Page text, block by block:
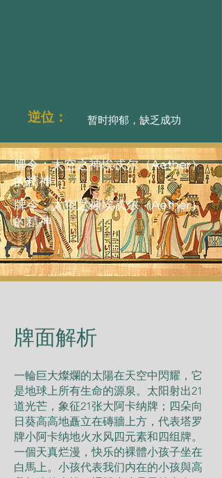
逆位： 暂时抑郁，缺乏成功
牌令：太空之神埃忒尔（Aether）
的精神
牌令：太空之神埃忒尔（Aether）
的精神
​牌面解析
一輪巨大燦爛的太陽在天空中閃耀，它
是地球上所有生命的源泉。太阳射出21
道光芒，象征21张大阿卡纳牌；四朵向
日葵高高地矗立在磚牆上方，代表塔罗
牌小阿卡纳地火水风四元素和四组牌。
一個天真烂漫，快乐的裸體小孩子坐在
白馬上。小孩代表我们内在的小孩與高